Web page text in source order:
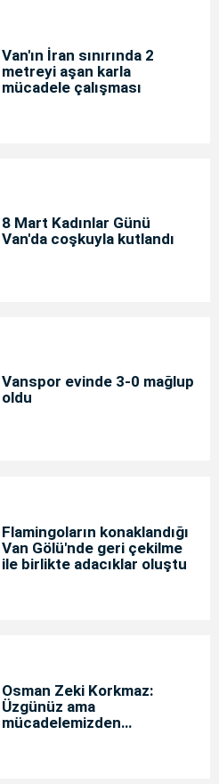
Van'ın İran sınırında 2
metreyi aşan karla
mücadele çalışması
8 Mart Kadınlar Günü
Van'da coşkuyla kutlandı
Vanspor evinde 3-0 mağlup
oldu
Flamingoların konaklandığı
Van Gölü'nde geri çekilme
ile birlikte adacıklar oluştu
Osman Zeki Korkmaz:
Üzgünüz ama
mücadelemizden